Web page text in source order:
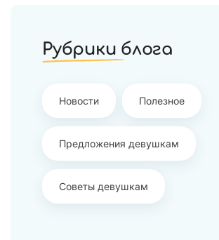
Рубрики блога
Новости Полезное
Предложения девушкам
Советы девушкам